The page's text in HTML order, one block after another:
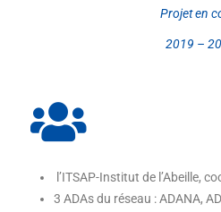
Projet en
2019 –
l’ITSAP-Institut de l’Abeille,
3 ADAs du réseau : ADANA,